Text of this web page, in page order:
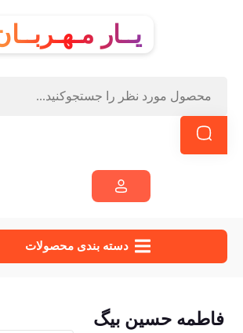
یــار
دسته‌ بندی محصولات
فاطمه حسین بیگ